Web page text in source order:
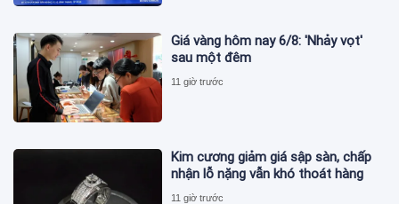
Giá vàng hôm nay 6/8: 'Nhảy vọt'
sau một đêm
11 giờ trước
Kim cương giảm giá sập sàn, chấp
nhận lỗ nặng vẫn khó thoát hàng
11 giờ trước